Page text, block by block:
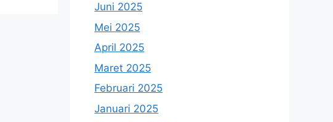
Juni 2025
Mei 2025
April 2025
Maret 2025
Februari 2025
Januari 2025